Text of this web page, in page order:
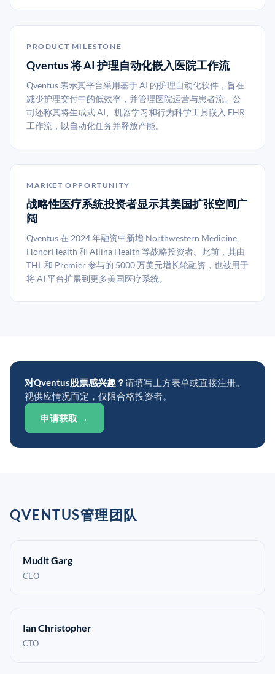
PRODUCT MILESTONE
Qventus 将 AI 护理自动化嵌入医院工作流
Qventus 表示其平台采用基于 AI 的护理自动化软件，旨在
减少护理交付中的低效率，并管理医院运营与患者流。公
司还称其将生成式 AI、机器学习和行为科学工具嵌入 EHR
工作流，以自动化任务并释放产能。
MARKET OPPORTUNITY
战略性医疗系统投资者显示其美国扩张空间广
阔
Qventus 在 2024 年融资中新增 Northwestern Medicine、
HonorHealth 和 Allina Health 等战略投资者。此前，其由
THL 和 Premier 参与的 5000 万美元增长轮融资，也被用于
将 AI 平台扩展到更多美国医疗系统。
对Qventus股票感兴趣？请填写上方表单或直接注册。
视供应情况而定，仅限合格投资者。
申请获取 →
QVENTUS管理团队
Mudit Garg
CEO
Ian Christopher
CTO